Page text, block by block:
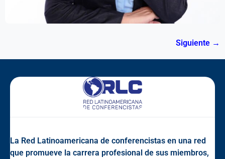
Siguiente →
La Red Latinoamericana de conferencistas en una red
que promueve la carrera profesional de sus miembros,